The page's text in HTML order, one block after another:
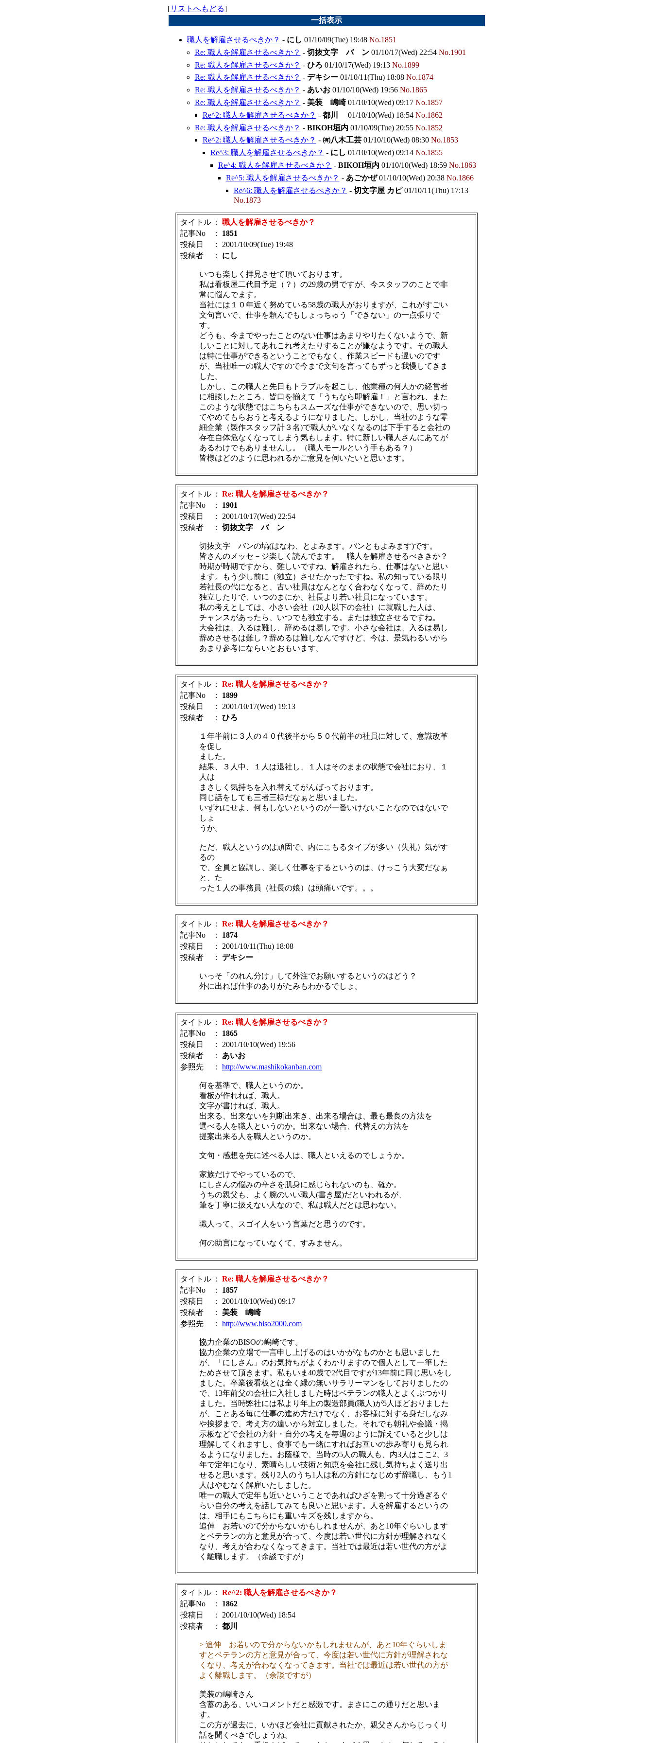
[リストへもどる]
一括表示
職人を解雇させるべきか？ - にし 01/10/09(Tue) 19:48 No.1851
Re: 職人を解雇させるべきか？ - 切抜文字 バ ン01/10/17(Wed) 22:54 No.1901
Re: 職人を解雇させるべきか？ - ひろ 01/10/17(Wed) 19:13 No.1899
Re: 職人を解雇させるべきか？ - デキシー01/10/11(Thu) 18:08 No.1874
Re: 職人を解雇させるべきか？ - あいお01/10/10(Wed) 19:56 No.1865
Re: 職人を解雇させるべきか？ - 美装 嶋崎01/10/10(Wed) 09:17 No.1857
Re^2: 職人を解雇させるべきか？ - 都川 01/10/10(Wed) 18:54 No.1862
Re: 職人を解雇させるべきか？ - BIKOH垣内 01/10/09(Tue) 20:55 No.1852
Re^2: 職人を解雇させるべきか？ - ㈲八木工芸01/10/10(Wed) 08:30 No.1853
Re^3: 職人を解雇させるべきか？ - にし 01/10/10(Wed) 09:14 No.1855
Re^4: 職人を解雇させるべきか？ - BIKOH垣内 01/10/10(Wed) 18:59 No.1863
Re^5: 職人を解雇させるべきか？ - あごかぜ01/10/10(Wed) 20:38 No.1866
Re^6: 職人を解雇させるべきか？ - 切文字屋 カピ01/10/11(Thu) 17:13
No.1873
タイトル ： 職人を解雇させるべきか？
記事No
： 1851
投稿日
： 2001/10/09(Tue) 19:48
投稿者
： にし
いつも楽しく拝見させて頂いております。
私は看板屋二代目予定（？）の29歳の男ですが、今スタッフのことで非
常に悩んでます。
当社には１０年近く努めている58歳の職人がおりますが、これがすごい
文句言いで、仕事を頼んでもしょっちゅう「できない」の一点張りで
す。
どうも、今までやったことのない仕事はあまりやりたくないようで、新
しいことに対してあれこれ考えたりすることが嫌なようです。その職人
は特に仕事ができるということでもなく、作業スピードも遅いのです
が、当社唯一の職人ですので今まで文句を言ってもずっと我慢してきま
した。
しかし、この職人と先日もトラブルを起こし、他業種の何人かの経営者
に相談したところ、皆口を揃えて「うちなら即解雇！」と言われ、また
このような状態ではこちらもスムーズな仕事ができないので、思い切っ
てやめてもらおうと考えるようになりました。しかし、当社のような零
細企業（製作スタッフ計３名)で職人がいなくなるのは下手すると会社の
存在自体危なくなってしまう気もします。特に新しい職人さんにあてが
あるわけでもありませんし。（職人モールという手もある？）
皆様はどのように思われるかご意見を伺いたいと思います。
タイトル ： Re: 職人を解雇させるべきか？
記事No
： 1901
投稿日
： 2001/10/17(Wed) 22:54
投稿者
： 切抜文字 バ ン
切抜文字 バンの塙(はなわ、とよみます。バンともよみます)です。
皆さんのメッセ－ジ楽しく読んでます。 職人を解雇させるべききか？
時期が時期ですから、難しいですね、解雇されたら、仕事はないと思い
ます。もう少し前に（独立）させたかったですね。私の知っている限り
若社長の代になると、古い社員はなんとなく合わなくなって、辞めたり
独立したりで、いつのまにか、社長より若い社員になっています。
私の考えとしては、小さい会社（20人以下の会社）に就職した人は、
チャンスがあったら、いつでも独立する。または独立させるですね。
大会社は、入るは難し、辞めるは易しです。小さな会社は、入るは易し
辞めさせるは難し？辞めるは難しなんですけど、今は、景気わるいから
あまり参考にならいとおもいます。
タイトル ： Re: 職人を解雇させるべきか？
記事No
： 1899
投稿日
： 2001/10/17(Wed) 19:13
投稿者
： ひろ
１年半前に３人の４０代後半から５０代前半の社員に対して、意識改革
を促し
ました。
結果、３人中、１人は退社し、１人はそのままの状態で会社におり、１
人は
まさしく気持ちを入れ替えてがんばっております。
同じ話をしても三者三様だなぁと思いました。
いずれにせよ、何もしないというのが一番いけないことなのではないで
しょ
うか。
ただ、職人というのは頑固で、内にこもるタイプが多い（失礼）気がす
るの
で、全員と協調し、楽しく仕事をするというのは、けっこう大変だなぁ
と、た
った１人の事務員（社長の娘）は頭痛いです。。。
タイトル ： Re: 職人を解雇させるべきか？
記事No
： 1874
投稿日
： 2001/10/11(Thu) 18:08
投稿者
： デキシー
いっそ「のれん分け」して外注でお願いするというのはどう？
外に出れば仕事のありがたみもわかるでしょ。
タイトル ： Re: 職人を解雇させるべきか？
記事No
： 1865
投稿日
： 2001/10/10(Wed) 19:56
投稿者
： あいお
参照先
： http://www.mashikokanban.com
何を基準で、職人というのか。
看板が作れれば、職人。
文字が書ければ、職人。
出来る、出来ないを判断出来き、出来る場合は、最も最良の方法を
選べる人を職人というのか。出来ない場合、代替えの方法を
提案出来る人を職人というのか。
文句・感想を先に述べる人は、職人といえるのでしょうか。
家族だけでやっているので、
にしさんの悩みの辛さを肌身に感じられないのも、確か。
うちの親父も、よく腕のいい職人(書き屋)だといわれるが、
筆を丁寧に扱えない人なので、私は職人だとは思わない。
職人って、スゴイ人をいう言葉だと思うのです。
何の助言になっていなくて、すみません。
タイトル ： Re: 職人を解雇させるべきか？
記事No
： 1857
投稿日
： 2001/10/10(Wed) 09:17
投稿者
： 美装 嶋崎
参照先
： http://www.biso2000.com
協力企業のBISOの嶋崎です。
協力企業の立場で一言申し上げるのはいかがなものかとも思いました
が、「にしさん」のお気持ちがよくわかりますので個人として一筆した
ためさせて頂きます。私もいま40歳で2代目ですが13年前に同じ思いをし
ました。卒業後看板とは全く縁の無いサラリーマンをしておりましたの
で、13年前父の会社に入社しました時はベテランの職人とよくぶつかり
ました。当時弊社には私より年上の製造部員(職人)が5人ほどおりました
が、ことある毎に仕事の進め方だけでなく、お客様に対する身だしなみ
や挨拶まで、考え方の違いから対立しました。それでも朝礼や会議・掲
示板などで会社の方針・自分の考えを毎週のように訴えていると少しは
理解してくれますし、食事でも一緒にすればお互いの歩み寄りも見られ
るようになりました。お蔭様で、当時の5人の職人も、内3人はここ2、3
年で定年になり、素晴らしい技術と知恵を会社に残し気持ちよく送り出
せると思います。残り2人のうち1人は私の方針になじめず辞職し、もう1
人はやむなく解雇いたしました。
唯一の職人で定年も近いということであればひざを割って十分過ぎるぐ
らい自分の考えを話してみても良いと思います。人を解雇するというの
は、相手にもこちらにも重いキズを残しますから。
追伸 お若いので分からないかもしれませんが、あと10年ぐらいします
とベテランの方と意見が合って、今度は若い世代に方針が理解されなく
なり、考えが合わなくなってきます。当社では最近は若い世代の方がよ
く離職します。（余談ですが）
タイトル ： Re^2: 職人を解雇させるべきか？
記事No
： 1862
投稿日
： 2001/10/10(Wed) 18:54
投稿者
： 都川
> 追伸 お若いので分からないかもしれませんが、あと10年ぐらいしま
すとベテランの方と意見が合って、今度は若い世代に方針が理解されな
くなり、考えが合わなくなってきます。当社では最近は若い世代の方が
よく離職します。（余談ですが）
美装の嶋崎さん
含蓄のある、いいコメントだと感激です。まさにこの通りだと思いま
す。
この方が過去に、いかほど会社に貢献されたか、親父さんからじっくり
話を聞くべきでしょうね。